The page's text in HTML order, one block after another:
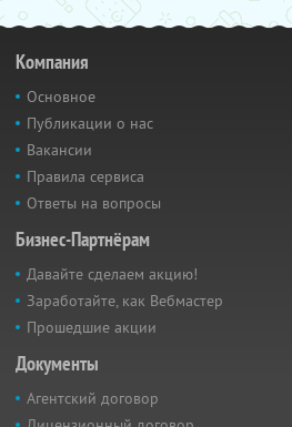
Компания
Основное
Публикации о нас
Вакансии
Правила сервиса
Ответы на вопросы
Бизнес-Партнёрам
Давайте сделаем акцию!
Заработайте, как Вебмастер
Прошедшие акции
Документы
Агентский договор